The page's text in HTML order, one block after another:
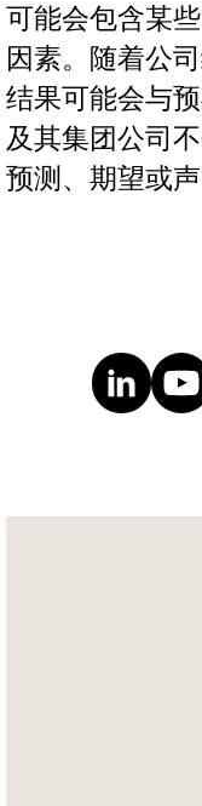
可能会包含某
因素。随着公
结果可能会与
及其集团公司
预测、期望或